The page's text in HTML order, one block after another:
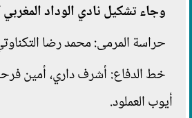
وجاء تشكيل نادي الوداد المغربي
حراسة المرمى: محمد رضا
خط الدفاع: أشرف داري، أمين
أيوب العملود.